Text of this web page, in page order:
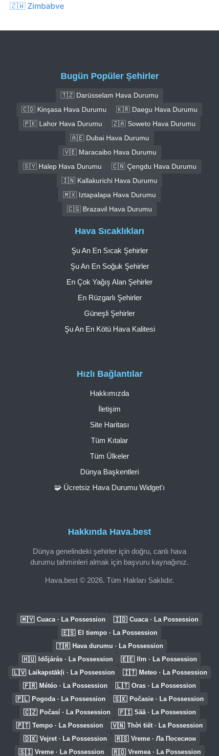
🇿🇼 Zimbabve
Bugün Popüler Şehirler
🇹🇿 Darüsselam Hava Durumu
🇨🇩 Kinşasa Hava Durumu
🇰🇷 Daegu Hava Durumu
🇵🇰 Lahor Hava Durumu
🇿🇦 Soweto Hava Durumu
🇦🇪 Dubai Hava Durumu
🇻🇪 Maracaibo Hava Durumu
🇸🇾 Halep Hava Durumu
🇨🇳 Çengdu Hava Durumu
🇮🇳 Kallakurichi Hava Durumu
🇲🇽 Iztapalapa Hava Durumu
🇨🇬 Brazavil Hava Durumu
Hakkında Hava.best
Dünya genelindeki şehirler için doğru, canlı hava
durumu tahminleri almak için başvuru kaynağınız.
Hava.best © 2026. Tüm Hakları Saklıdır.
Hızlı Bağlantılar
Hakkımızda
İletişim
Site Haritası
Tüm Kıtalar
Tüm Ülkeler
Dünya Başkentleri
🧩 Ücretsiz Hava Durumu Widget'ı
Hava Sıcaklıkları
Şu An En Sıcak Şehirler
Şu An En Soğuk Şehirler
En Çok Yağış Alan Şehirler
En Rüzgarlı Şehirler
Güneşli Şehirler
Şu An En Kötü Hava Kalitesi
🇲🇾 Cuaca · La Possession 🇮🇩 Cuaca · La Possession
🇪🇸 El tiempo · La Possession
🇹🇷 Hava durumu · La Possession
🇭🇺 Időjárás · La Possession 🇪🇪 Ilm · La Possession
🇱🇻 Laikapstākļi · La Possession 🇮🇹 Meteo · La Possession
🇫🇷 Météo · La Possession 🇱🇹 Oras · La Possession
🇵🇱 Pogoda · La Possession 🇸🇰 Počasie · La Possession
🇨🇿 Počasí · La Possession 🇫🇮 Sää · La Possession
🇵🇹 Tempo · La Possession 🇻🇳 Thời tiết · La Possession
🇩🇰 Vejret · La Possession 🇷🇸 Vreme · Ла Посесион
🇸🇮 Vreme · La Possession 🇷🇴 Vremea · La Possession